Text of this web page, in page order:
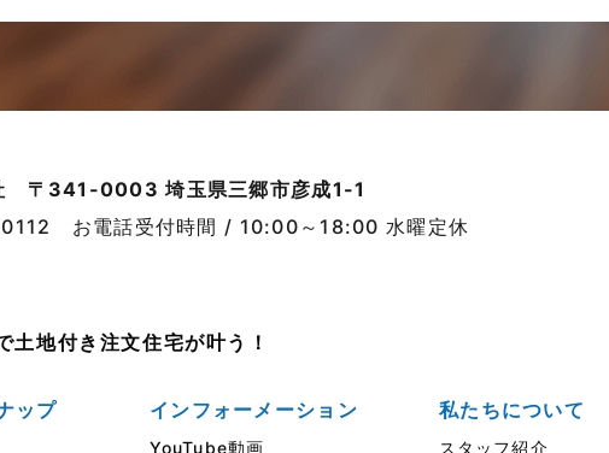
〒341-0003 埼玉県三郷市彦成1-1
お電話受付時間 / 10:00～18:00 水曜定休
地付き注文住宅が叶う！
ップ インフォーメーション
YouTube動画
私たちについて
スタッフ紹介